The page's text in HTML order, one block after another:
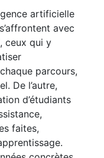
artificielle
avec
ceux qui y
parcours,
De l’autre,
d’étudiants
faites,